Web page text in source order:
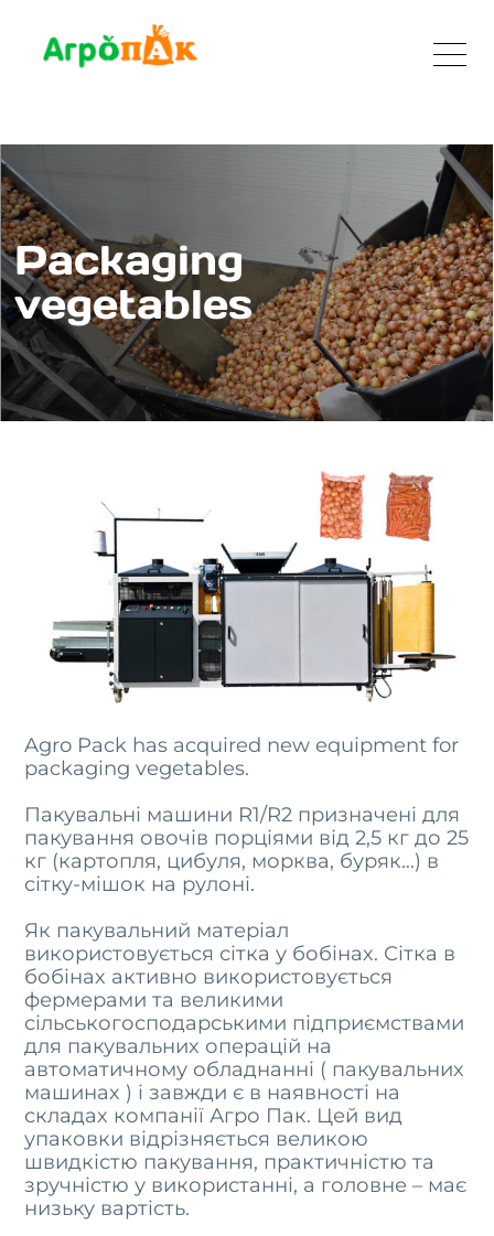
Packaging
vegetables
Agro Pack has acquired new equipment for
packaging vegetables.
Пакувальні машини R1/R2 призначені для
пакування овочів порціями від 2,5 кг до 25
кг (картопля, цибуля, морква, буряк…) в
сітку-мішок на рулоні.
Як пакувальний матеріал
використовується сітка у бобінах. Сітка в
бобінах активно використовується
фермерами та великими
сільськогосподарськими підприємствами
для пакувальних операцій на
автоматичному обладнанні ( пакувальних
машинах ) і завжди є в наявності на
складах компанії Агро Пак. Цей вид
упаковки відрізняється великою
швидкістю пакування, практичністю та
зручністю у використанні, а головне – має
низьку вартість.